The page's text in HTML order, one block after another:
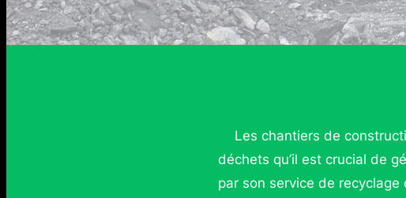
Les chantiers de
déchets qu’il est crucial de
par son service de